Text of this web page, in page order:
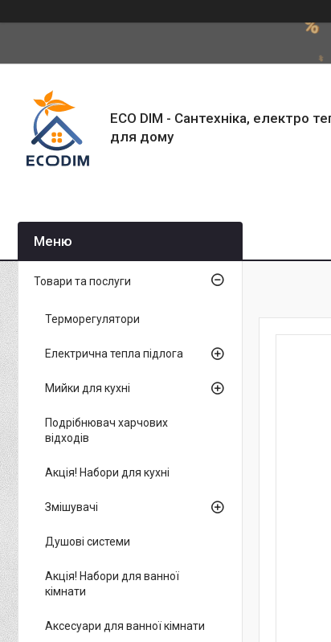
ECO DIM - Сантехніка, електро
для дому
Товари та послуги
Терморегулятори
Електрична тепла підлога
Мийки для кухні
Подрібнювач харчових
відходів
Акція! Набори для кухні
Змішувачі
Душові системи
Акція! Набори для ванної
кімнати
Аксесуари для ванної кімнати